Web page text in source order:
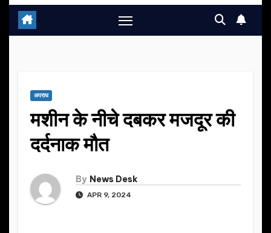
अपराध
मशीन के नीचे दबकर मजदूर की
दर्दनाक मौत
By News Desk
APR 9, 2024